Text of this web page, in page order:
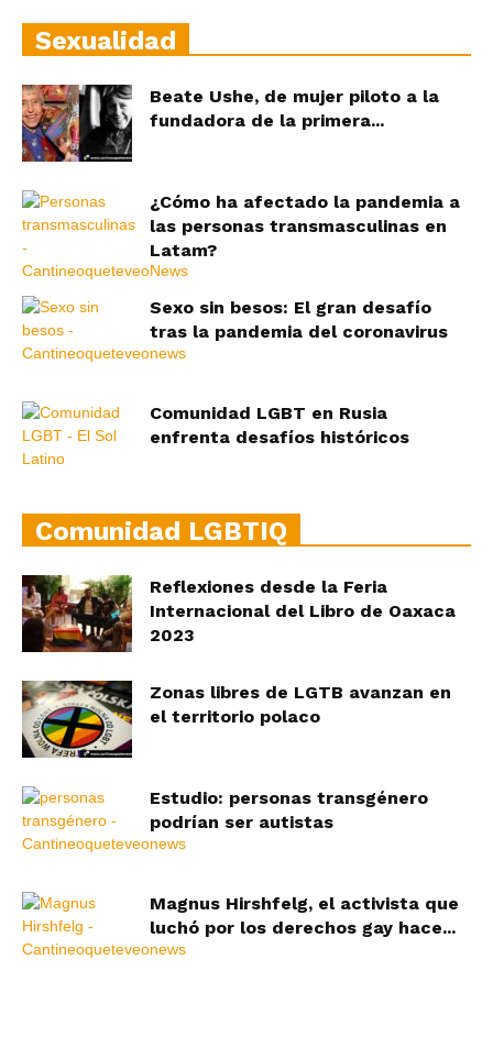
Sexualidad
Beate Ushe, de mujer piloto a la
fundadora de la primera...
¿Cómo ha afectado la pandemia a
las personas transmasculinas en
Latam?
Sexo sin besos: El gran desafío
tras la pandemia del coronavirus
Comunidad LGBT en Rusia
enfrenta desafíos históricos
Comunidad LGBTIQ
Reflexiones desde la Feria
Internacional del Libro de Oaxaca
2023
Zonas libres de LGTB avanzan en
el territorio polaco
Estudio: personas transgénero
podrían ser autistas
Magnus Hirshfelg, el activista que
luchó por los derechos gay hace...